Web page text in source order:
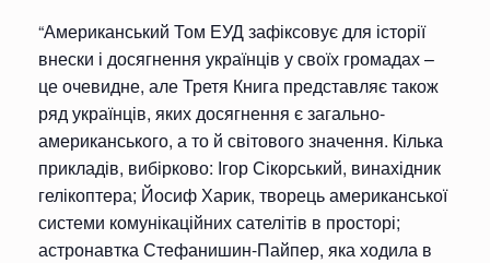
“Американський Том ЕУД зафіксовує для історії
внески і досягнення українців у своїх громадах –
це очевидне, але Третя Книга представляє також
ряд українців, яких досягнення є загально-
американського, а то й світового значення. Кілька
прикладів, вибірково: Ігор Сікорський, винахідник
гелікоптера; Йосиф Харик, творець американської
системи комунікаційних сателітів в просторі;
астронавтка Стефанишин-Пайпер, яка ходила в